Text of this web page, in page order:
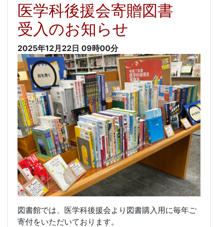
医学科後援会寄贈図書
受入のお知らせ
2025年12月22日 09時00分
図書館では、医学科後援会より図書購入用に毎年ご
寄付をいただいております。